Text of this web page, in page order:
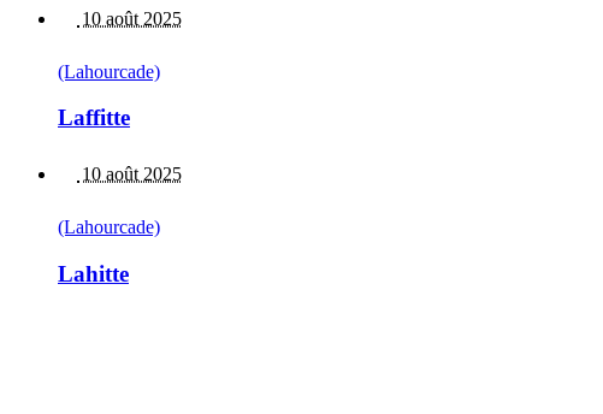
10 août 2025
(Lahourcade)
Laffitte
10 août 2025
(Lahourcade)
Lahitte